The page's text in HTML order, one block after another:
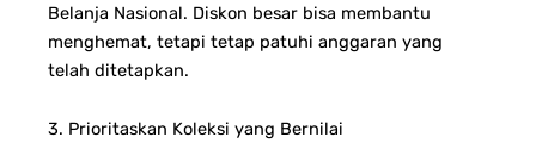
Belanja Nasional. Diskon besar bisa membantu
menghemat, tetapi tetap patuhi anggaran yang
telah ditetapkan.
3. Prioritaskan Koleksi yang Bernilai